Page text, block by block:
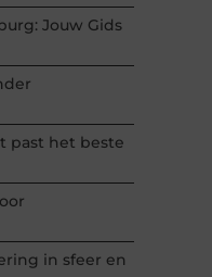
Jouw Gids
past het beste
in sfeer en